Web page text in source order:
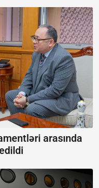
arasında